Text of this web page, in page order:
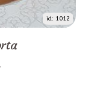
id: 1012